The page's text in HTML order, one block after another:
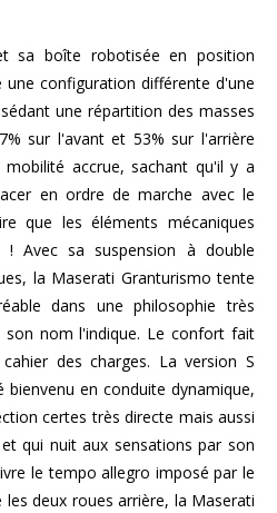
sa boîte robotisée en position
configuration différente d'une
une répartition des masses
sur l'avant et 53% sur l'arrière
accrue, sachant qu'il y a
en ordre de marche avec le
que les éléments mécaniques
Avec sa suspension à double
la Maserati Granturismo tente
dans une philosophie très
son nom l'indique. Le confort fait
des charges. La version S
en conduite dynamique,
certes très directe mais aussi
qui nuit aux sensations par son
le tempo allegro imposé par le
deux roues arrière, la Maserati